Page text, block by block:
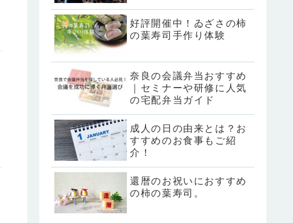
好評開催中！ゐざさの柿
の葉寿司手作り体験
奈良の会議弁当おすすめ
｜セミナーや研修に人気
の宅配弁当ガイド
成人の日の由来とは？お
すすめのお食事もご紹
介！
還暦のお祝いにおすすめ
の柿の葉寿司。